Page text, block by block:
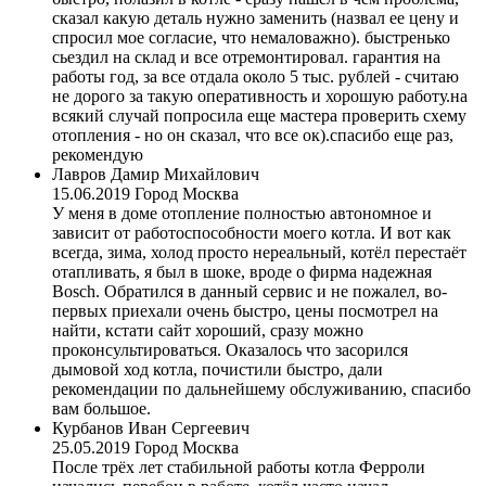
сказал какую деталь нужно заменить (назвал ее цену и
спросил мое согласие, что немаловажно). быстренько
сьездил на склад и все отремонтировал. гарантия на
работы год, за все отдала около 5 тыс. рублей - считаю
не дорого за такую оперативность и хорошую работу.на
всякий случай попросила еще мастера проверить схему
отопления - но он сказал, что все ок).спасибо еще раз,
рекомендую
Лавров Дамир Михайлович
15.06.2019 Город Москва
У меня в доме отопление полностью автономное и
зависит от работоспособности моего котла. И вот как
всегда, зима, холод просто нереальный, котёл перестаёт
отапливать, я был в шоке, вроде о фирма надежная
Bosch. Обратился в данный сервис и не пожалел, во-
первых приехали очень быстро, цены посмотрел на
найти, кстати сайт хороший, сразу можно
проконсультироваться. Оказалось что засорился
дымовой ход котла, почистили быстро, дали
рекомендации по дальнейшему обслуживанию, спасибо
вам большое.
Курбанов Иван Сергеевич
25.05.2019 Город Москва
После трёх лет стабильной работы котла Ферроли